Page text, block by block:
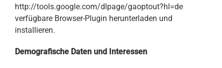
http://tools.google.com/dlpage/gaoptout?hl=de
verfügbare Browser-Plugin herunterladen und
installieren.
Demografische Daten und Interessen